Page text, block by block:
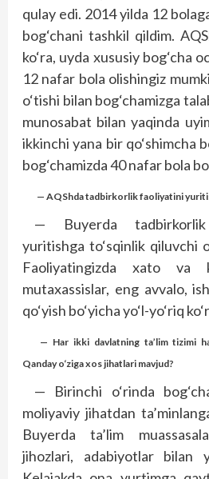
qulay edi. 2014 yilda 12
bog‘chani tashkil qildim.
ko‘ra, uyda xususiy bog‘cha
12 nafar bola olishingiz
o‘tishi bilan bog‘chamizga
munosabat bilan yaqinda
ikkinchi yana bir qo‘shimcha
bog‘chamizda 40 nafar bola
— AQShda tadbirkorlik faoliyatini
— Buyerda
yuritishga to‘sqinlik qiluvchi
Faoliyatingizda xato va
mutaxassislar, eng avvalo,
qo‘yish bo‘yicha yo‘l-yo‘riq
— Har ikki davlatning ta’lim tizimi
Qanday o‘ziga xos jihatlari mavjud?
— Birinchi o‘rinda
moliyaviy jihatdan
Buyerda ta’lim
jihozlari, adabiyotlar bilan